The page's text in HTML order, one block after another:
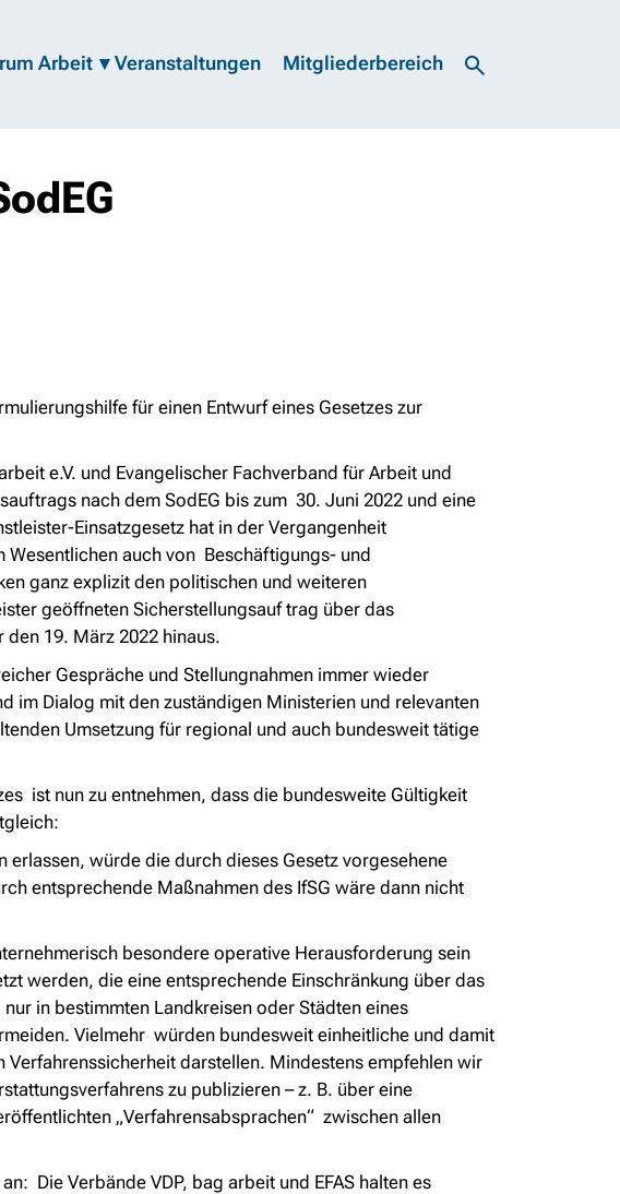
Arbeit Veranstaltungen Mitgliederbereich
für einen Entwurf eines Gesetzes zur
e.V. und Evangelischer Fachverband für Arbeit und
nach dem SodEG bis zum 30. Juni 2022 und eine
Einsatzgesetz hat in der Vergangenheit
auch von Beschäftigungs- und
ganz explizit den politischen und weiteren
geöffneten Sicherstellungsauf trag über das
19. März 2022 hinaus.
Gespräche und Stellungnahmen immer wieder
im Dialog mit den zuständigen Ministerien und relevanten
Umsetzung für regional und auch bundesweit tätige
ist nun zu entnehmen, dass die bundesweite Gültigkeit
würde die durch dieses Gesetz vorgesehene
entsprechende Maßnahmen des IfSG wäre dann nicht
besondere operative Herausforderung sein
werden, die eine entsprechende Einschränkung über das
in bestimmten Landkreisen oder Städten eines
Vielmehr würden bundesweit einheitliche und damit
darstellen. Mindestens empfehlen wir
zu publizieren – z. B. über eine
„Verfahrensabsprachen“ zwischen allen
Die Verbände VDP, bag arbeit und EFAS halten es